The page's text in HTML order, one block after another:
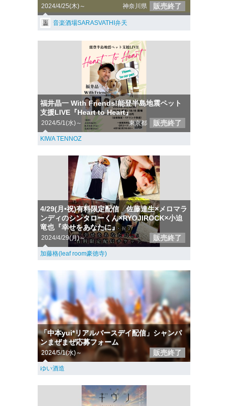
2024/4/25(木)～ 神奈川県 販売終了
音楽酒場SARASVATHI弁天
福井晶一 With Friends!能登半島地震ペット
支援LIVE『Heart to Heart』
2024/5/1(水)～ 東京都 販売終了
KIWA TENNOZ
4/29(月•祝)有料限定配信 佐藤達生×メロマラ
ンディのシンタローくん×RYOJIROCK×小迫
竜也『幸せをあなたに』
2024/4/29(月)～ 販売終了
加藤格(leaf room豪徳寺)
「中本yui*リアルバースデイ配信」シャンパ
ンまぜまぜ応募フォーム
2024/5/1(水)～ 販売終了
ゆい酒造